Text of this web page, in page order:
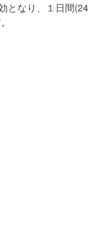
となり、１日間(24